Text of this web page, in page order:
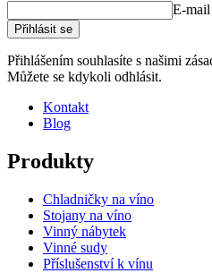
E-mail
Přihlásit se
Přihlášením souhlasíte s našimi
Můžete se kdykoli odhlásit.
Kontakt
Blog
Produkty
Chladničky na víno
Stojany na víno
Vinný nábytek
Vinné sudy
Příslušenství k vínu